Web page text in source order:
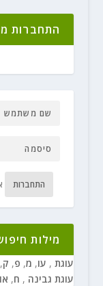
התחברות
התחברות
מילות
עוגת , עו, מ, פ, ק,
עוגת גבינה , ח,